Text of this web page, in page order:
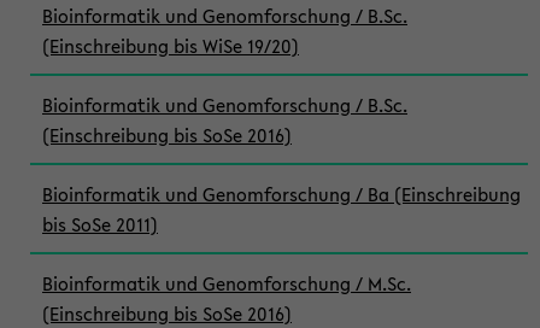
Bioinformatik und Genomforschung / B.Sc.
(Einschreibung bis WiSe 19/20)
Bioinformatik und Genomforschung / B.Sc.
(Einschreibung bis SoSe 2016)
Bioinformatik und Genomforschung / Ba (Einschreibung
bis SoSe 2011)
Bioinformatik und Genomforschung / M.Sc.
(Einschreibung bis SoSe 2016)